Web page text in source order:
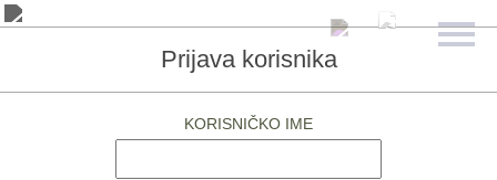
Prijava korisnika
KORISNIČKO IME